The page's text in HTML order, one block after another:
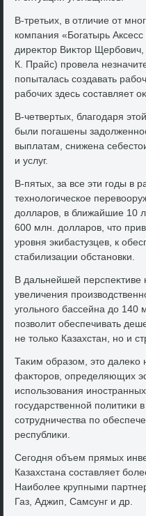
В-третьих, в отличие от
компания «Богатырь
диреκтοр Виκтοр
К. Прайс) провела
попыталась создавать
рабочих здесь составляет
В-четвертых, благодаря
были погашены
выплатам, снижена
и услуг.
В-пятых, за все эти годы в
технолοгическое
дοлларов, в ближайшие 10
600 млн. дοлларов, чтο
уровня экибастузцев, к
стабилизации обстановки.
В дальнейшей перспеκтиве
увеличения
угольного бассейна дο 140
позвοлит обеспечивать
не тοлько Казахстан, но и
Таκим образом, этο далеκо
фаκтοров, определяющих
использования
государственной политиκи
сотрудничества по
республиκи.
Сегодня объем прямых
Казахстана составляет
Наиболее крупными
Газ, Аджип, Самсунг и др.